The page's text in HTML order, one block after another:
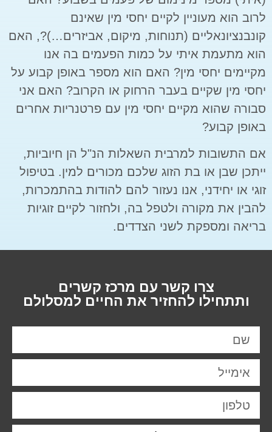
לרוב הוא מעוניין לקיים יחסי מין שאינם
קונבנציונאליים (תנוחות, מיקום, אביזרים…)?, האם
הוא מתעמת איתי על כמות הפעמים בה אנו
מקיימים יחסי מין? האם הוא מספר באופן קבוע על
יחסי מין שקיים בעבר הרחוק או הקרוב? האם אני
סבורה שהוא מקיים יחסי מין עם פרטנריות אחרים
באופן קבוע?
אם התשובות למרבית השאלות הנ"ל הן חיוביות,
ייתכן שבן או בת הזוג שלכם מכורים למין. בטיפול
זוגי או יחידני, אנו נעזור להם להודות בהתמכרות,
להבין את מקורה ולטפל בה, ולחזור לקיים זוגיות
בריאה ומספקת לשני הצדדים.
צרו קשר עם מרכז קשרים
ותתחילו להחזיר את החיים למסלולם